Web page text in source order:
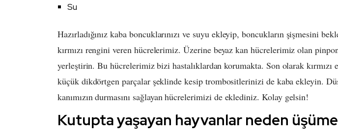
​Su
Hazırladığınız kaba boncuklarınızı ve suyu ekleyip, boncukların şişmesini
kırmızı rengini veren hücrelerimiz. Üzerine beyaz kan hücrelerimiz olan pinpon
yerleştirin. Bu hücrelerimiz bizi hastalıklardan korumakta. Son olarak kırmızı
küçük dikdörtgen parçalar şeklinde kesip trombositlerinizi de kaba ekleyin.
kanımızın durmasını sağlayan hücrelerimizi de eklediniz. Kolay gelsin!
Kutupta yaşayan hayvanlar neden